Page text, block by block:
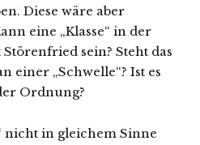
Diese wäre aber
eine „Klasse“ in der
sein? Steht das
einer „Schwelle“? Ist es
Ordnung?
nicht in gleichem Sinne